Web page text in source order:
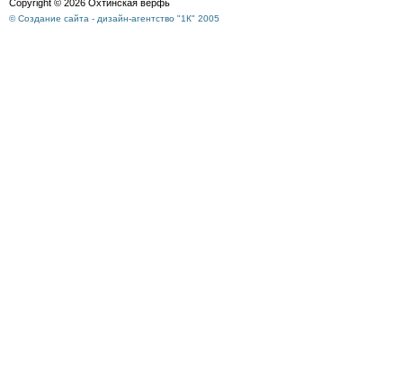
Copyright © 2026 Охтинская верфь
© Создание сайта - дизайн-агентство "1К" 2005